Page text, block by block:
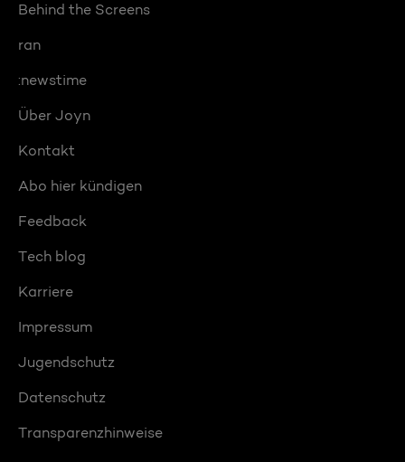
Behind the Screens
ran
:newstime
Über Joyn
Kontakt
Abo hier kündigen
Feedback
Tech blog
Karriere
Impressum
Jugendschutz
Datenschutz
Transparenzhinweise